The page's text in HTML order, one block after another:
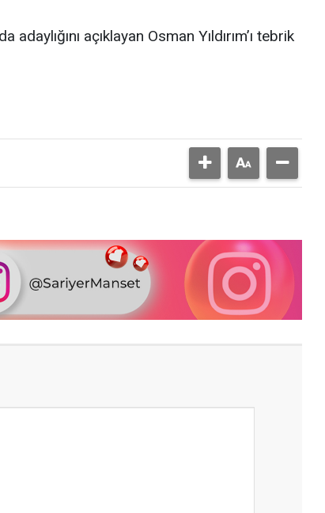
açıklayan Osman Yıldırım’ı tebrik